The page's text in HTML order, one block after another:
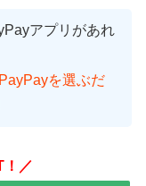
アプリがあれ
を選ぶだ
！／